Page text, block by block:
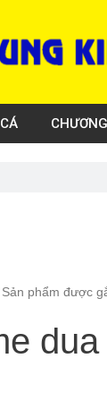
phẩm được
theo
mức